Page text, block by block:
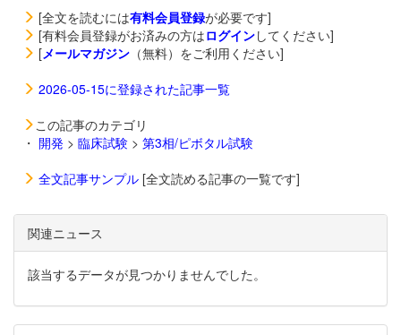
[全文を読むには有料会員登録が必要です]
[有料会員登録がお済みの方はログインしてください]
[メールマガジン （無料）をご利用ください]
2026-05-15に登録された記事一覧
この記事のカテゴリ
・ 開発 > 臨床試験 > 第3相/ピボタル試験
全文記事サンプル [全文読める記事の一覧です]
関連ニュース
該当するデータが見つかりませんでした。